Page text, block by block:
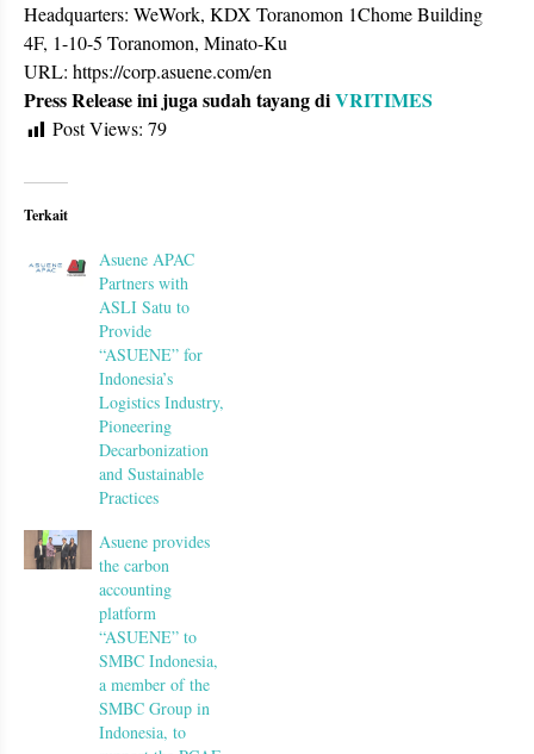
Headquarters: WeWork, KDX Toranomon 1Chome Building
4F, 1-10-5 Toranomon, Minato-Ku
URL: https://corp.asuene.com/en
Press Release ini juga sudah tayang diVRITIMES
Post Views: 79
Terkait
Asuene APAC
Partners with
ASLI Satu to
Provide
“ASUENE” for
Indonesia’s
Logistics Industry,
Pioneering
Decarbonization
and Sustainable
Practices
Asuene provides
the carbon
accounting
platform
“ASUENE” to
SMBC Indonesia,
a member of the
SMBC Group in
Indonesia, to